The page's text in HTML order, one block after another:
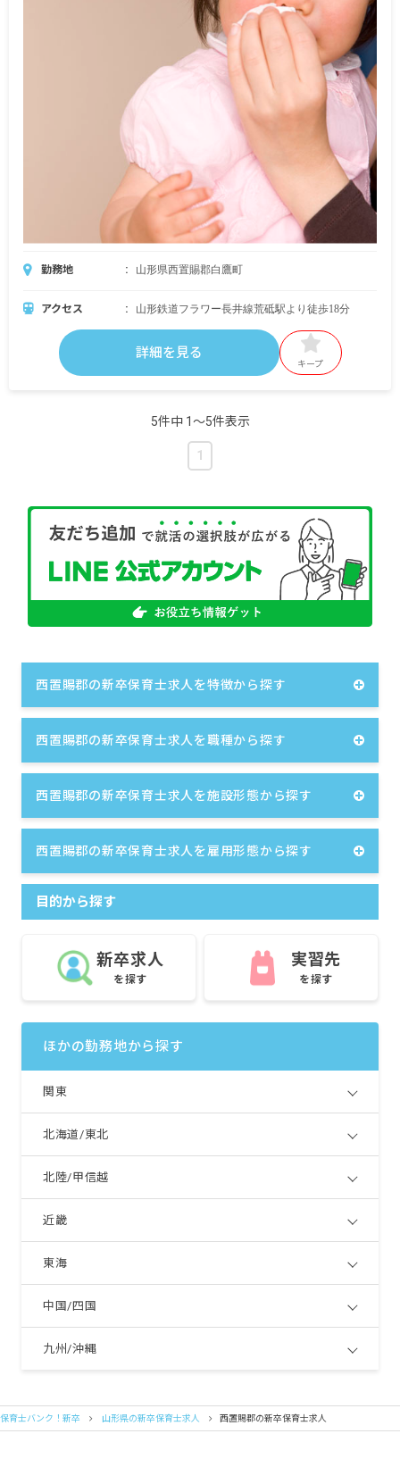
勤務地 山形県西置賜郡白鷹町
アクセス 山形鉄道フラワー長井線荒砥駅より徒歩18分
詳細を見る
キープ
5件中 1〜5件表示
1
西置賜郡の新卒保育士求人を特徴から探す
西置賜郡の新卒保育士求人を職種から探す
西置賜郡の新卒保育士求人を施設形態から探す
西置賜郡の新卒保育士求人を雇用形態から探す
目的から探す
新卒求人
を探す
実習先
を探す
ほかの勤務地から探す
関東
北海道/東北
北陸/甲信越
近畿
東海
中国/四国
九州/沖縄
保育士バンク！新卒 山形県の新卒保育士求人 西置賜郡の新卒保育士求人